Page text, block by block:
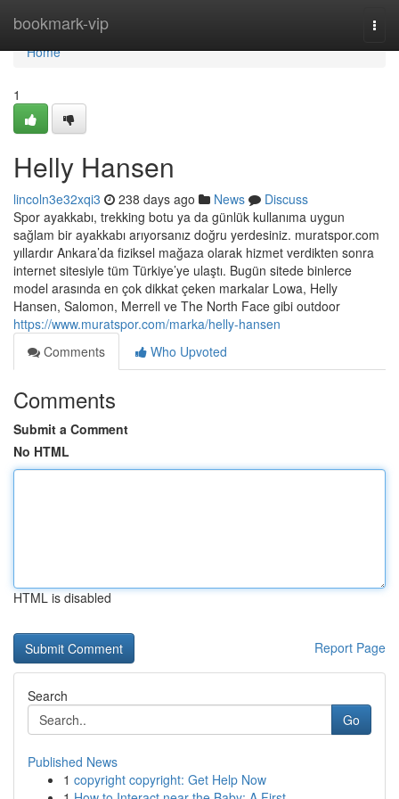
bookmark-vip
Home
Home
1
Helly Hansen
lincoln3e32xqi3 238 days ago News
Discuss
Spor ayakkabı, trekking botu ya da günlük kullanıma uygun
sağlam bir ayakkabı arıyorsanız doğru yerdesiniz. muratspor.com
yıllardır Ankara’da fiziksel mağaza olarak hizmet verdikten sonra
internet sitesiyle tüm Türkiye’ye ulaştı. Bugün sitede binlerce
model arasında en çok dikkat çeken markalar Lowa, Helly
Hansen, Salomon, Merrell ve The North Face gibi outdoor
https://www.muratspor.com/marka/helly-hansen
Comments
Who Upvoted
Comments
Submit a Comment
No HTML
HTML is disabled
Report Page
Search
Go
Published News
1 copyright copyright: Get Help Now